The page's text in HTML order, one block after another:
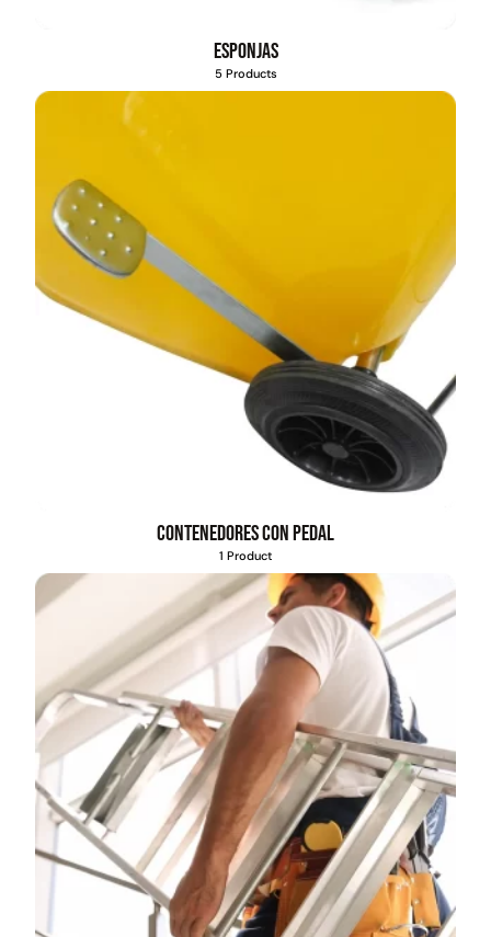
Esponjas
5 Products
Contenedores con pedal
1 Product